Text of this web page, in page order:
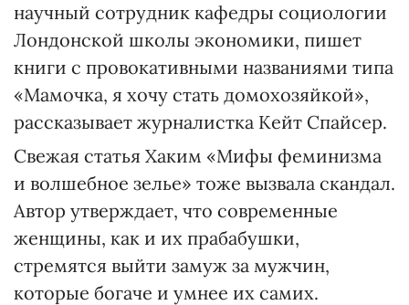
научный сотрудник кафедры социологии
Лондонской школы экономики, пишет
книги с провокативными названиями типа
«Мамочка, я хочу стать домохозяйкой»,
рассказывает журналистка Кейт Спайсер.
Свежая статья Хаким «Мифы феминизма
и волшебное зелье» тоже вызвала скандал.
Автор утверждает, что современные
женщины, как и их прабабушки,
стремятся выйти замуж за мужчин,
которые богаче и умнее их самих.